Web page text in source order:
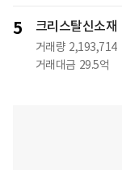
5 크리스탈신소재
거래량 2,193,714
거래대금 29.5억